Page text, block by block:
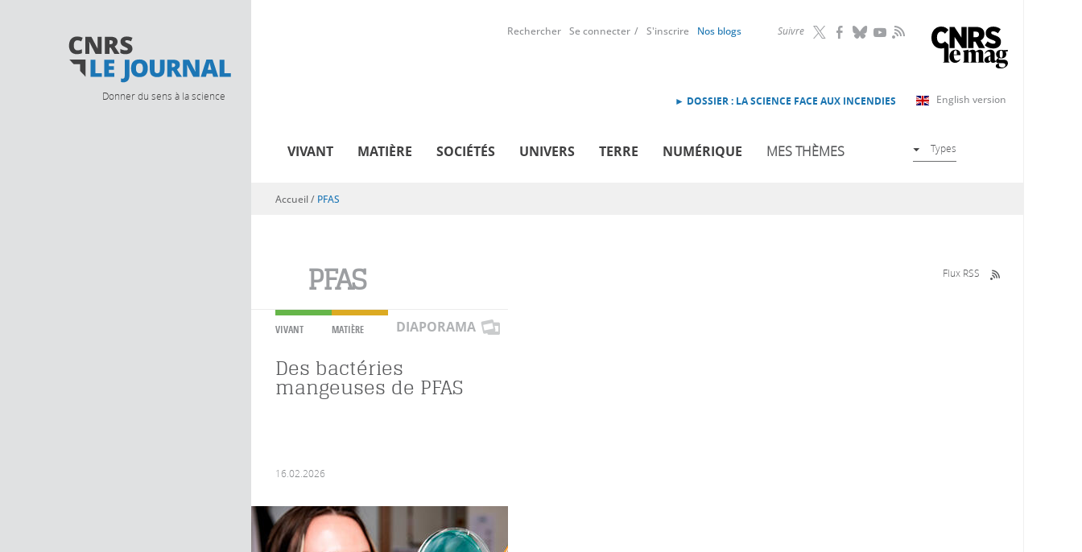
Donner du sens à la science
Suivre RSS
Rechercher Se connecter S'inscrire Nos blogs
English version
► DOSSIER : LA SCIENCE FACE AUX INCENDIES
VIVANT MATIÈRE SOCIÉTÉS UNIVERS TERRE NUMÉRIQUE MES THÈMES Types
Vous êtes ici
Accueil/ PFAS
PFAS Flux RSS
VIVANT MATIÈRE DIAPORAMA
Des bactéries
mangeuses de PFAS
16.02.2026